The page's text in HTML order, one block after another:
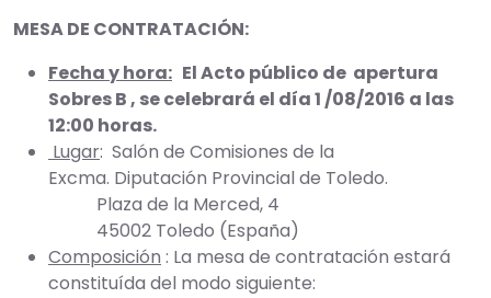
MESA DE CONTRATACIÓN:
Fecha y hora: El Acto público de apertura
Sobres B , se celebrará el día 1 /08/2016 a las
12:00 horas.
Lugar: Salón de Comisiones de la
Excma. Diputación Provincial de Toledo.
Plaza de la Merced, 4
45002 Toledo (España)
Composición : La mesa de contratación estará
constituída del modo siguiente: